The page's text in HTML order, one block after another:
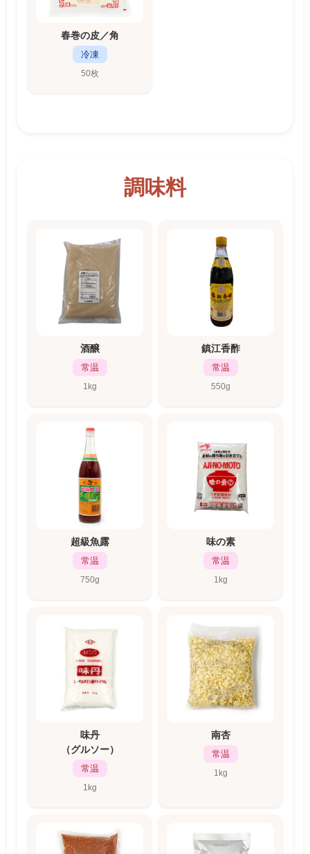
春巻の皮／角
冷凍
50枚
調味料
酒醸
常温
1kg
鎮江香酢
常温
550g
超級魚露
常温
750g
味の素
常温
1kg
味丹
（グルソー）
常温
1kg
南杏
常温
1kg